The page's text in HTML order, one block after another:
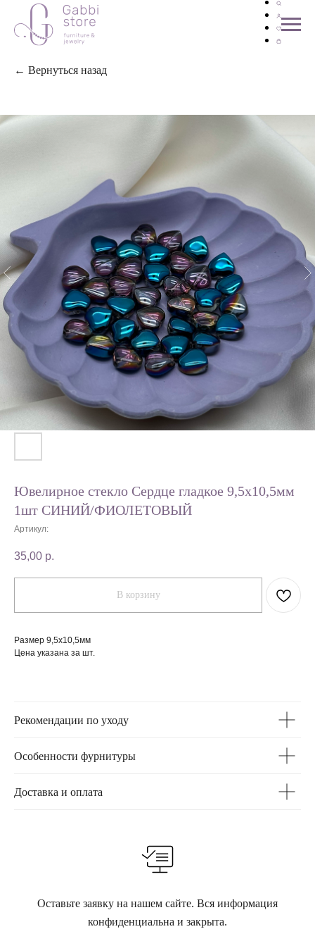
← Вернуться назад
Ювелирное стекло Сердце гладкое 9,5х10,5мм
1шт СИНИЙ/ФИОЛЕТОВЫЙ
Артикул:
35,00 р.
В корзину
Размер 9,5х10,5мм
Цена указана за шт.
Рекомендации по уходу
Особенности фурнитуры
Доставка и оплата
Оставьте заявку на нашем сайте. Вся информация
конфиденциальна и закрыта.